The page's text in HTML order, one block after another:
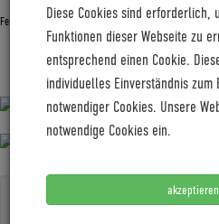
Diese Cookies sind erforderlich,
Funktionen dieser Webseite zu
entsprechend einen Cookie.
individuelles Einverständnis zum
notwendiger Cookies. Unsere
notwendige Cookies ein.
akzeptieren
Februar 3, 2026Gabi Jung
CW_Tobias-